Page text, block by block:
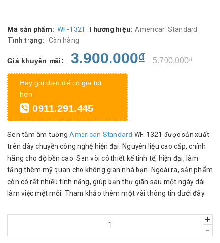
Mã sản phẩm: WF-1321 Thương hiệu: American Standard
Tình trạng: Còn hàng
Giá khuyến mãi: 3.900.000₫ 5.700.000₫
Hãy gọi điện để có giá tốt
hơn
0911.291.445
Sen tắm âm tườngAmerican Standard WF-1321 được sản xuất
trên dây chuyền công nghệ hiện đại. Nguyên liệu cao cấp, chính
hãng cho độ bền cao. Sen vòi có thiết kế tinh tế, hiện đại, làm
tăng thêm mỹ quan cho không gian nhà bạn. Ngoài ra, sản phẩm
còn có rất nhiều tính năng, giúp bạn thư giãn sau một ngày dài
làm việc mệt mỏi. Tham khảo thêm một vài thông tin dưới đây.
+
-